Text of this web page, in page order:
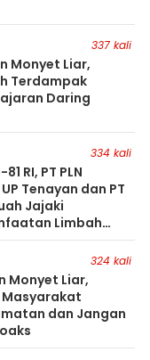
337 kali
Monyet Liar,
Terdampak
Daring
334 kali
RI, PT PLN
Tenayan dan PT
Jajaki
Limbah
Swasembada
324 kali
Monyet Liar,
Masyarakat
dan Jangan